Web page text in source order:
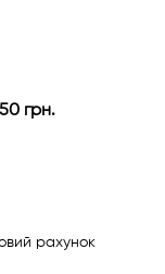
грн.
рахунок